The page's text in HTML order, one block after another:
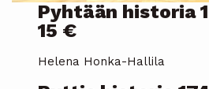
Pyhtään historia
15 €
Helena Honka-Hallila